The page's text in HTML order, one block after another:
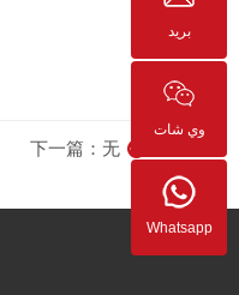
下一篇：无
بريد
وي شات
Whatsapp